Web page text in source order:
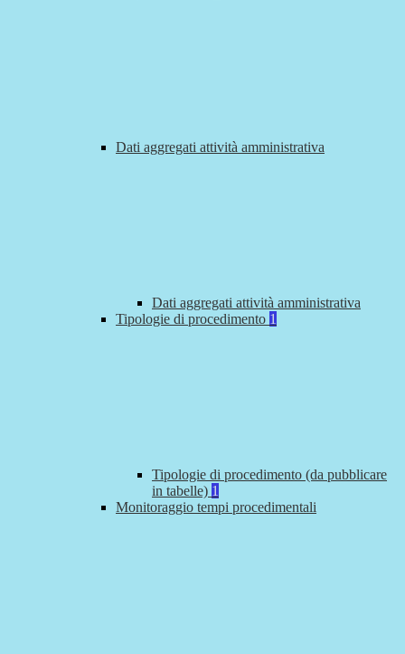
Dati aggregati attività amministrativa
Dati aggregati attività amministrativa
Tipologie di procedimento 1
Tipologie di procedimento (da pubblicare
in tabelle) 1
Monitoraggio tempi procedimentali